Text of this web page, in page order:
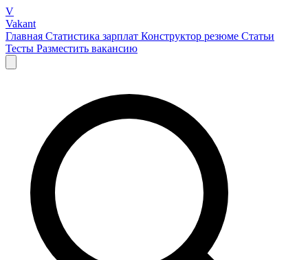
V
Vakant
Главная Статистика зарплат Конструктор резюме Статьи
Тесты Разместить вакансию